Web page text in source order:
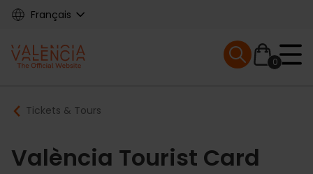
Skip
content
Français
Main
navigation
0
Mobile menu
Breadcrumb
Tickets & Tours
València Tourist Card